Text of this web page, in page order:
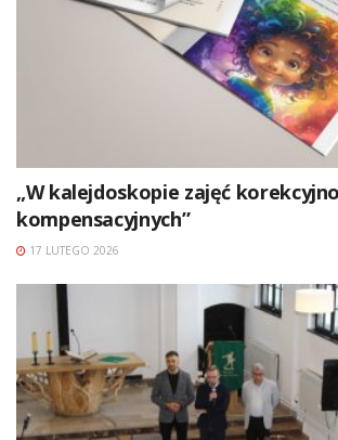
„W kalejdoskopie zajęć
kompensacyjnych”
17 LUTEGO 2026